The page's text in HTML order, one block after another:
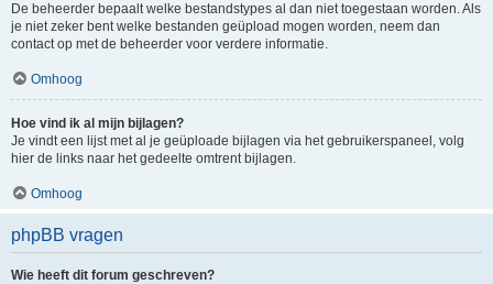
De beheerder bepaalt welke bestandstypes al dan niet toegestaan worden. Als
je niet zeker bent welke bestanden geüpload mogen worden, neem dan
contact op met de beheerder voor verdere informatie.
Omhoog
Hoe vind ik al mijn bijlagen?
Je vindt een lijst met al je geüploade bijlagen via het gebruikerspaneel, volg
hier de links naar het gedeelte omtrent bijlagen.
Omhoog
phpBB vragen
Wie heeft dit forum geschreven?